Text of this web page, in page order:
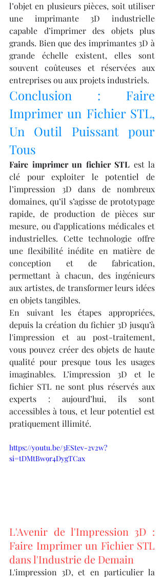
l’objet en plusieurs pièces, soit utiliser
une imprimante 3D industrielle
capable d’imprimer des objets plus
grands. Bien que des imprimantes 3D à
grande échelle existent, elles sont
souvent coûteuses et réservées aux
entreprises ou aux projets industriels.
Conclusion : Faire
Imprimer un Fichier STL,
Un Outil Puissant pour
Tous
Faire imprimer un fichier STL est la
clé pour exploiter le potentiel de
l’impression 3D dans de nombreux
domaines, qu’il s’agisse de prototypage
rapide, de production de pièces sur
mesure, ou d’applications médicales et
industrielles. Cette technologie offre
une flexibilité inédite en matière de
conception et de fabrication,
permettant à chacun, des ingénieurs
aux artistes, de transformer leurs idées
en objets tangibles.
En suivant les étapes appropriées,
depuis la création du fichier 3D jusqu’à
l'impression et au post-traitement,
vous pouvez créer des objets de haute
qualité pour presque tous les usages
imaginables. L’impression 3D et le
fichier STL ne sont plus réservés aux
experts : aujourd’hui, ils sont
accessibles à tous, et leur potentiel est
pratiquement illimité.
https://youtu.be/3EStev-2v2w?
si=tDMtBw9r4DygTCax
L'Avenir de l'Impression 3D :
Faire Imprimer un Fichier STL
dans l'Industrie de Demain
L'impression 3D, et en particulier la